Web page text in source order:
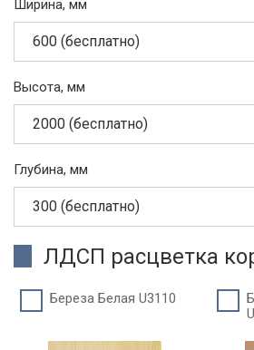
Ширина, мм
600 (бесплатно)
Высота, мм
2000 (бесплатно)
Глубина, мм
300 (бесплатно)
ЛДСП расцветка
Береза Белая U3110